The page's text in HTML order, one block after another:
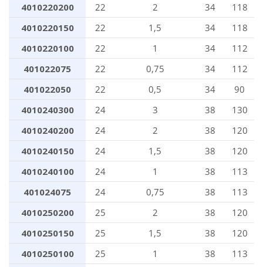
4010220200
22 2 34
118
4010220150
22 1,5 34
118
4010220100
22 1 34
112
401022075
22 0,75 34
112
401022050
22 0,5 34
90
4010240300
24 3 38
130
4010240200
24 2 38
120
4010240150
24 1,5 38
120
4010240100
24 1 38
113
401024075
24 0,75 38
113
4010250200
25 2 38
120
4010250150
25 1,5 38
120
4010250100
25 1 38
113